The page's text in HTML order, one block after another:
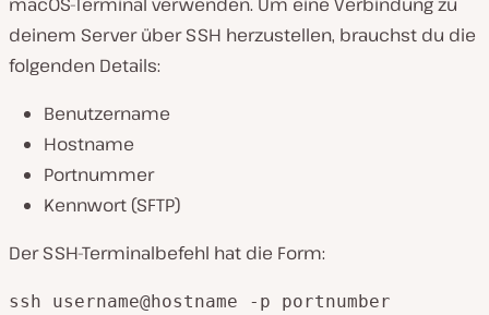
deinem Server über SSH herzustellen, brauchst du die
folgenden Details:
Benutzername
Hostname
Portnummer
Kennwort (SFTP)
Der SSH-Terminalbefehl hat die Form:
ssh username@hostname -p portnumber